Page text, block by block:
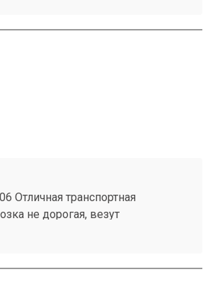
Отличная транспортная
не дорогая, везут